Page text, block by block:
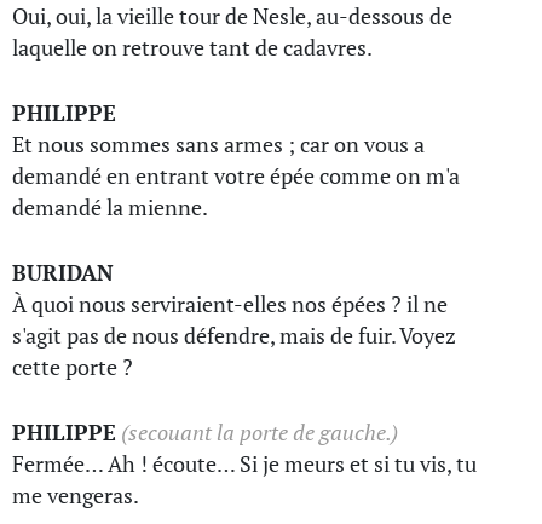
Oui, oui, la vieille tour de Nesle, au-dessous de
laquelle on retrouve tant de cadavres.
PHILIPPE
Et nous sommes sans armes ; car on vous a
demandé en entrant votre épée comme on m'a
demandé la mienne.
BURIDAN
À quoi nous serviraient-elles nos épées ? il ne
s'agit pas de nous défendre, mais de fuir. Voyez
cette porte ?
PHILIPPE (secouant la porte de gauche.)
Fermée… Ah ! écoute… Si je meurs et si tu vis, tu
me vengeras.